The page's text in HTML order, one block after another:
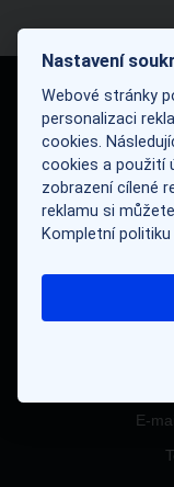
E-
Nastavení
Webové stránky
personalizaci
cookies.
cookies a použití
zobrazení cílené
reklamu si
Kompletní